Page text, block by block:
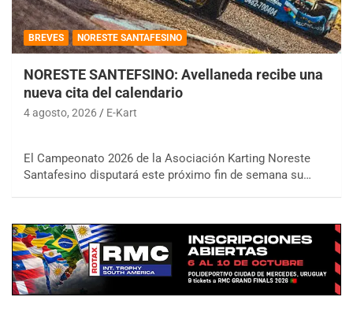
BREVES NORESTE SANTAFESINO
NORESTE SANTEFSINO: Avellaneda recibe una
nueva cita del calendario
4 agosto, 2026 E-Kart
El Campeonato 2026 de la Asociación Karting Noreste
Santafesino disputará este próximo fin de semana su…
15/16/17-AGO
APAK - F6
Ciudad de Zárate (Asfalto)
Zárate (Buenos Aires)
PROKART METROPOLITANO - F1
Rubén Luis Di Palma (Asfalto)